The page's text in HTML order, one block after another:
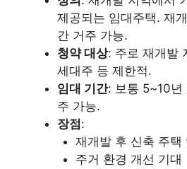
제공되는 임대주택. 재
간 거주 가능.
청약 대상: 주로 재개발
세대주 등 제한적.
임대 기간: 보통 5~10년
주 가능.
장점 :
재개발 후 신축 주택
주거 환경 개선 기대